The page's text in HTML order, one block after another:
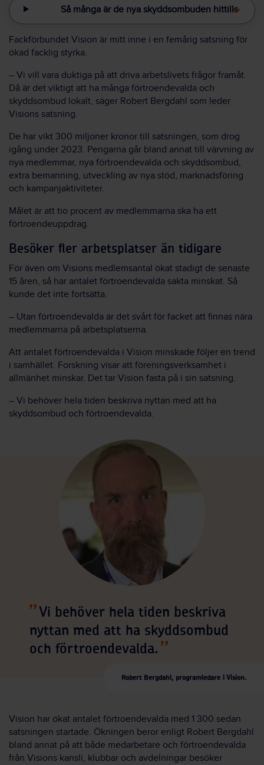
Så många är de nya skyddsombuden hittills
Fackförbundet Vision är mitt inne i en femårig satsning för
ökad facklig styrka.
– Vi vill vara duktiga på att driva arbetslivets frågor framåt.
Då är det viktigt att ha många förtroendevalda och
skyddsombud lokalt, säger Robert Bergdahl som leder
Visions satsning.
De har vikt 300 miljoner kronor till satsningen, som drog
igång under 2023. Pengarna går bland annat till värvning av
nya medlemmar, nya förtroendevalda och skyddsombud,
extra bemanning, utveckling av nya stöd, marknadsföring
och kampanjaktiviteter.
Målet är att tio procent av medlemmarna ska ha ett
förtroendeuppdrag.
Besöker fler arbetsplatser än tidigare
För även om Visions medlemsantal ökat stadigt de senaste
15 åren, så har antalet förtroendevalda sakta minskat. Så
kunde det inte fortsätta.
– Utan förtroendevalda är det svårt för facket att finnas nära
medlemmarna på arbetsplatserna.
Att antalet förtroendevalda i Vision minskade följer en trend
i samhället. Forskning visar att föreningsverksamhet i
allmänhet minskar. Det tar Vision fasta på i sin satsning.
– Vi behöver hela tiden beskriva nyttan med att ha
skyddsombud och förtroendevalda.
Vi behöver hela tiden beskriva
nyttan med att ha skyddsombud
och förtroendevalda.
Robert Bergdahl, programledare i Vision.
Vision har ökat antalet förtroendevalda med 1 300 sedan
satsningen startade. Ökningen beror enligt Robert Bergdahl
bland annat på att både medarbetare och förtroendevalda
från Visions kansli, klubbar och avdelningar besöker